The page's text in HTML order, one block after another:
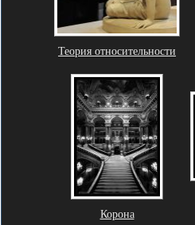
Теория относительности
Корона